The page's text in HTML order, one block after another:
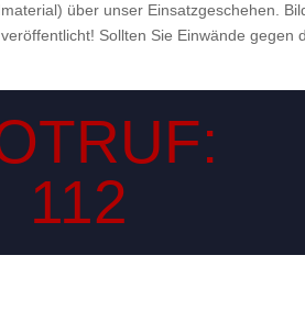
über unser Einsatzgeschehen.
Sollten Sie Einwände
112